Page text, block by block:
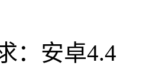
：安卓4.4